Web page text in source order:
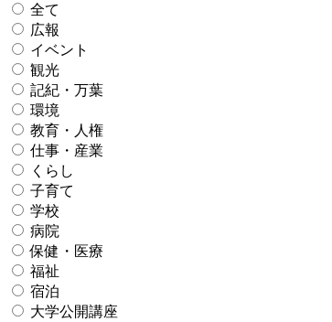
全て
広報
イベント
観光
記紀・万葉
環境
教育・人権
仕事・産業
くらし
子育て
学校
病院
保健・医療
福祉
宿泊
大学公開講座